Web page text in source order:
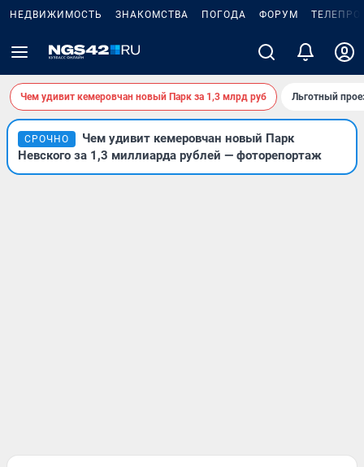
НЕДВИЖИМОСТЬ ЗНАКОМСТВА ПОГОДА ФОРУМ
Чем удивит кемеровчан новый Парк за 1,3 млрд руб Льготный
СРОЧНО
Чем удивит кемеровчан новый Парк
Невского за 1,3 миллиарда рублей — фоторепортаж